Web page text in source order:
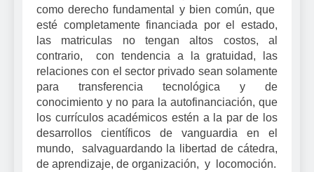
como derecho fundamental y bien común, que
esté completamente financiada por el estado,
las matriculas no tengan altos costos, al
contrario, con tendencia a la gratuidad, las
relaciones con el sector privado sean solamente
para transferencia tecnológica y de
conocimiento y no para la autofinanciación, que
los currículos académicos estén a la par de los
desarrollos científicos de vanguardia en el
mundo, salvaguardando la libertad de cátedra,
de aprendizaje, de organización, y locomoción.